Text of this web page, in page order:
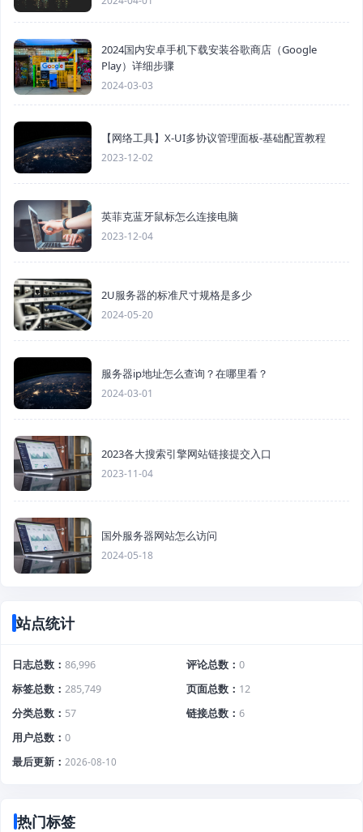
2024国内安卓手机下载安装谷歌商店（Google
Play）详细步骤
2024-03-03
【网络工具】X-UI多协议管理面板-基础配置教程
2023-12-02
英菲克蓝牙鼠标怎么连接电脑
2023-12-04
2U服务器的标准尺寸规格是多少
2024-05-20
服务器ip地址怎么查询？在哪里看？
2024-03-01
2023各大搜索引擎网站链接提交入口
2023-11-04
国外服务器网站怎么访问
2024-05-18
站点统计
日志总数 86,996 评论总数
0
标签总数
285,749 页面总数
12
分类总数
57 链接总数
6
用户总数
0
最后更新
2026-08-10
热门标签